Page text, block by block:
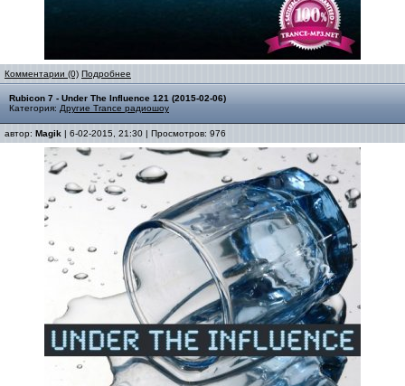
Комментарии (0) Подробнее
Rubicon 7 - Under The Influence 121 (2015-02-06)
Категория: Другие Trance радиошоу
автор: Magik | 6-02-2015, 21:30 | Просмотров: 976